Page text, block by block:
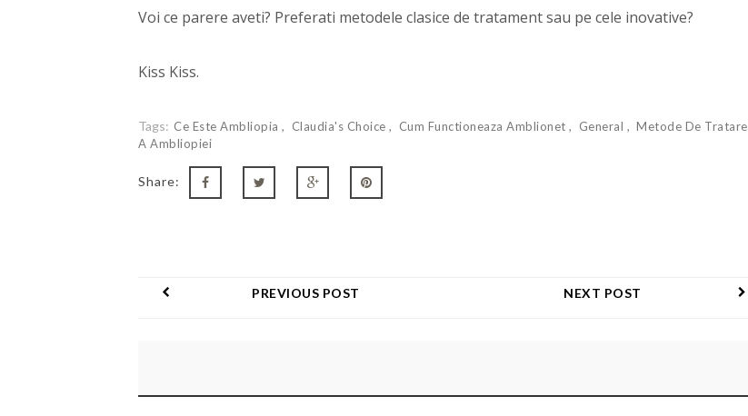
Voi ce parere aveti? Preferati metodele clasice de tratament sau pe cele inovative?
Kiss Kiss.
Tags: Ce Este Ambliopia Claudia's Choice Cum Functioneaza Amblionet General
Metode De Tratare
A Ambliopiei
Share:
NEXT POST
PREVIOUS POST